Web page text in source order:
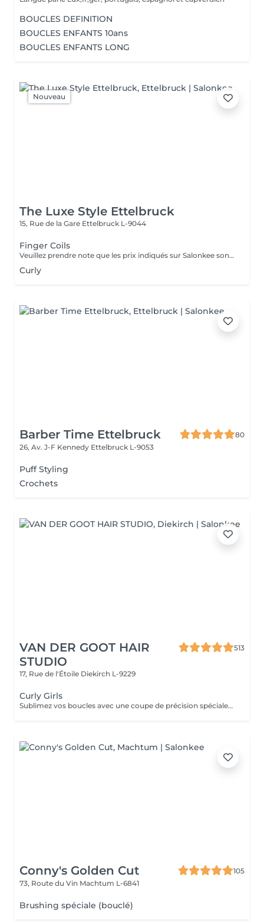
BOUCLES DEFINITION
BOUCLES ENFANTS 10ans
BOUCLES ENFANTS LONG
Nouveau
The Luxe Style Ettelbruck
15, Rue de la Gare Ettelbruck L-9044
Finger Coils
Veuillez prendre note que les prix indiqués sur Salonkee sont communiqués à titre informatif et s'entendent de base. Ces derniers sont susceptibles de varier selon le diagnostic réalisé à votre arrivée au salon et l'expertise du professionnel à qui vous confiez votre beauté. Dans tous les cas, un devis précis vous sera proposé et toutes réalisations de prestations seront effectuées avec votre accord. Un grand merci d'avance pour votre compréhension. Au plaisir de vous recevoir très vite.
Curly
Barber Time Ettelbruck
80
26, Av. J-F Kennedy Ettelbruck L-9053
Puff Styling
Crochets
VAN DER GOOT HAIR
STUDIO
513
17, Rue de l'Étoile Diekirch L-9229
Curly Girls
Sublimez vos boucles avec une coupe de précision spécialement adaptée à leur structure naturelle. Nous commençons par une consultation détaillée afin de comprendre votre type de boucles, votre mode de vie et vos objectifs capillaires, et de vous conseiller la routine idéale à la maison. Vos cheveux bénéficient ensuite d'un lavage ultra-hydratant, suivi d'une coupe pensée pour mettre en valeur la forme, le rebond et la définition de vos boucles. Selon les besoins, la coupe peut également être réalisée sur cheveux secs et au naturel. La finition au diffuseur apporte définition, légèreté et mouvement pour des boucles parfaitement sculptées et pleines de vie.
Conny's Golden Cut
105
73, Route du Vin Machtum L-6841
Brushing spéciale (bouclé)